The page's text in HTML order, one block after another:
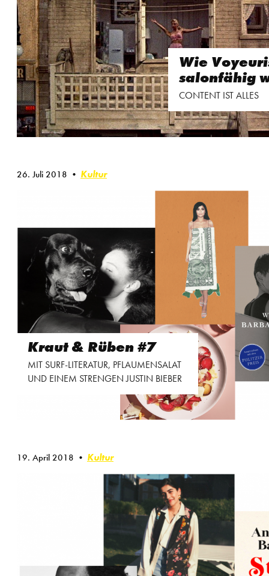
Wie
salonfähig
CONTENT IST ALLES
26. Juli 2018 Kultur
Kraut & Rüben #7
MIT SURF-LITERATUR, PFLAUMENSALAT
UND EINEM STRENGEN JUSTIN BIEBER
19. April 2018 Kultur